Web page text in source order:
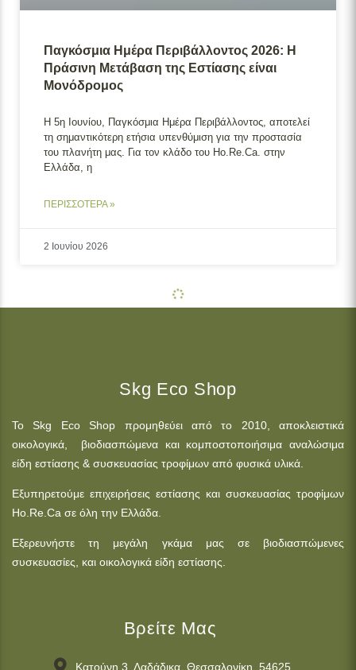
Παγκόσμια Ημέρα Περιβάλλοντος 2026: Η
Πράσινη Μετάβαση της Εστίασης είναι
Μονόδρομος
Η 5η Ιουνίου, Παγκόσμια Ημέρα Περιβάλλοντος, αποτελεί
τη σημαντικότερη ετήσια υπενθύμιση για την προστασία
του πλανήτη μας. Για τον κλάδο του Ho.Re.Ca. στην
Ελλάδα, η
ΠΕΡΙΣΣΟΤΕΡΑ »
2 Ιουνίου 2026
Βιομηχανία Τροφίμων & PPWR: Η απόλυτα